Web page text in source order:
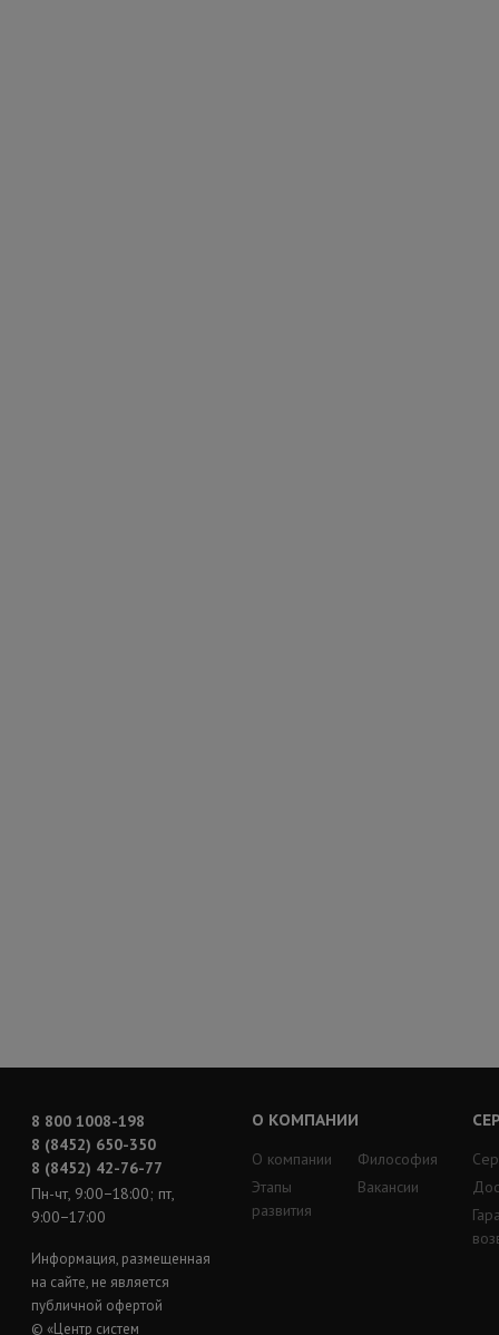
8 800 1008-198
8 (8452) 650-350
8 (8452) 42-76-77
Пн-чт, 9:00−18:00; пт,
9:00−17:00
Информация, размещенная
на сайте, не является
публичной офертой
© «Центр систем
О КОМПАНИИ
О компании
Этапы
развития
Философия
Вакансии